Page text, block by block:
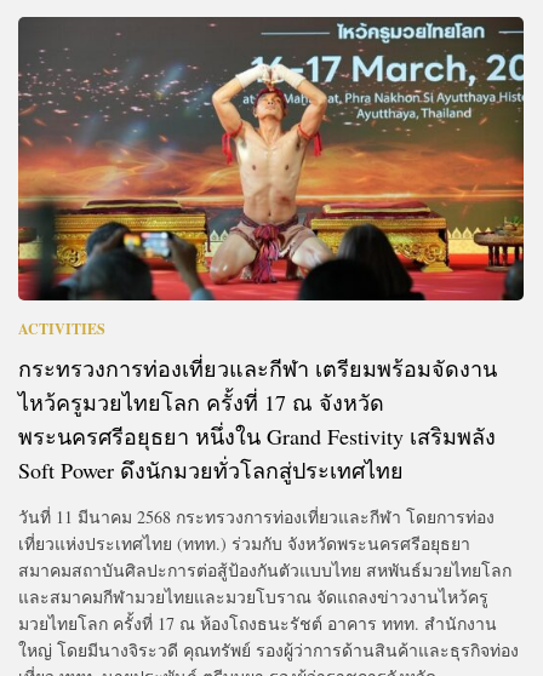
ACTIVITIES
กระทรวงการท่องเที่ยวและกีฬา เตรียมพร้อมจัดงาน
ไหว้ครูมวยไทยโลก ครั้งที่ 17 ณ จังหวัด
พระนครศรีอยุธยา หนึ่งใน Grand Festivity เสริมพลัง
Soft Power ดึงนักมวยทั่วโลกสู่ประเทศไทย
วันที่ 11 มีนาคม 2568 กระทรวงการท่องเที่ยวและกีฬา โดยการท่อง
เที่ยวแห่งประเทศไทย (ททท.) ร่วมกับ จังหวัดพระนครศรีอยุธยา
สมาคมสถาบันศิลปะการต่อสู้ป้องกันตัวแบบไทย สหพันธ์มวยไทยโลก
และสมาคมกีฬามวยไทยและมวยโบราณ จัดแถลงข่าวงานไหว้ครู
มวยไทยโลก ครั้งที่ 17 ณ ห้องโถงธนะรัชต์ อาคาร ททท. สำนักงาน
ใหญ่ โดยมีนางจิระวดี คุณทรัพย์ รองผู้ว่าการด้านสินค้าและธุรกิจท่อง